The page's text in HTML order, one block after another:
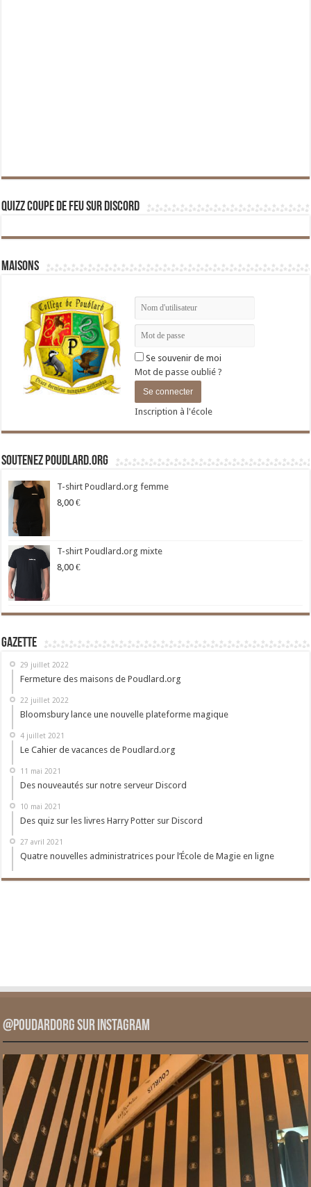
Quizz Coupe de Feu sur Discord
Maisons
Se souvenir de moi
Mot de passe oublié ?
Inscription à l'école
Soutenez Poudlard.org
T-shirt Poudlard.org femme
8,00 €
T-shirt Poudlard.org mixte
8,00 €
Gazette
29 juillet 2022
Fermeture des maisons de Poudlard.org
22 juillet 2022
Bloomsbury lance une nouvelle plateforme magique
4 juillet 2021
Le Cahier de vacances de Poudlard.org
11 mai 2021
Des nouveautés sur notre serveur Discord
10 mai 2021
Des quiz sur les livres Harry Potter sur Discord
27 avril 2021
Quatre nouvelles administratrices pour l’École de Magie en ligne
@PoudardOrg sur Instagram